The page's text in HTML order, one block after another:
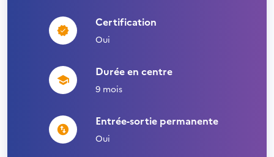
Certification
Oui
Durée en centre
9 mois
Entrée-sortie permanente
Oui